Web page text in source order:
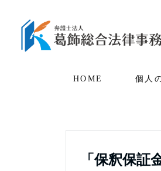
HOME 個人
「保釈保